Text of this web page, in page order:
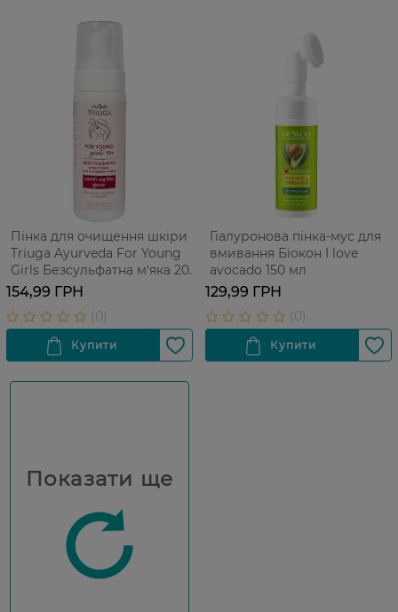
Пінка для очищення шкіри
Triuga Ayurveda For Young
Girls Безсульфатна м‘яка 200
мл
154,99 ГРН
Гіалуронова пінка-мус для
вмивання Біокон I love
avocado 150 мл
129,99 ГРН
Показати ще